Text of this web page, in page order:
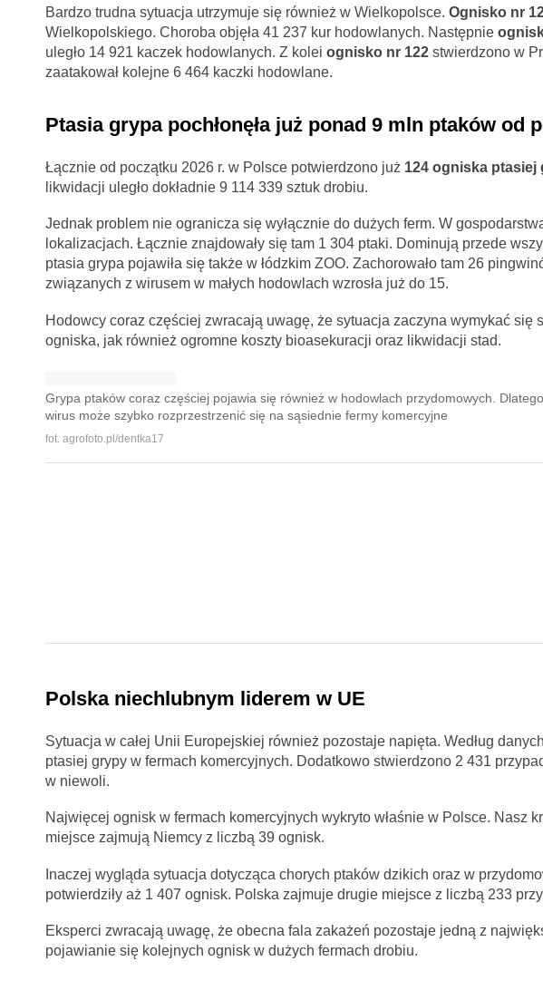
Bardzo trudna sytuacja utrzymuje się również w Wielkopolsce. Ognisko nr
Wielkopolskiego. Choroba objęła 41 237 kur hodowlanych. Następnie
uległo 14 921 kaczek hodowlanych. Z kolei ognisko nr 122stwierdzono w
zaatakował kolejne 6 464 kaczki hodowlane.
Ptasia grypa pochłonęła już ponad 9 mln ptaków od
Łącznie od początku 2026 r. w Polsce potwierdzono już 124 ogniska ptasiej
likwidacji uległo dokładnie 9 114 339 sztuk drobiu.
Jednak problem nie ogranicza się wyłącznie do dużych ferm. W
lokalizacjach. Łącznie znajdowały się tam 1 304 ptaki. Dominują przede
ptasia grypa pojawiła się także w łódzkim ZOO. Zachorowało tam 26
związanych z wirusem w małych hodowlach wzrosła już do 15.
Hodowcy coraz częściej zwracają uwagę, że sytuacja zaczyna wymykać
ogniska, jak również ogromne koszty bioasekuracji oraz likwidacji stad.
Grypa ptaków coraz częściej pojawia się również w hodowlach przydomowych.
wirus może szybko rozprzestrzenić się na sąsiednie fermy komercyjne
fot. agrofoto.pl/dentka17
Polska niechlubnym liderem w UE
Sytuacja w całej Unii Europejskiej również pozostaje napięta. Według
ptasiej grypy w fermach komercyjnych. Dodatkowo stwierdzono 2 431
w niewoli.
Najwięcej ognisk w fermach komercyjnych wykryto właśnie w Polsce. Nasz
miejsce zajmują Niemcy z liczbą 39 ognisk.
Inaczej wygląda sytuacja dotycząca chorych ptaków dzikich oraz w
potwierdziły aż 1 407 ognisk. Polska zajmuje drugie miejsce z liczbą 233
Eksperci zwracają uwagę, że obecna fala zakażeń pozostaje jedną z
pojawianie się kolejnych ognisk w dużych fermach drobiu.